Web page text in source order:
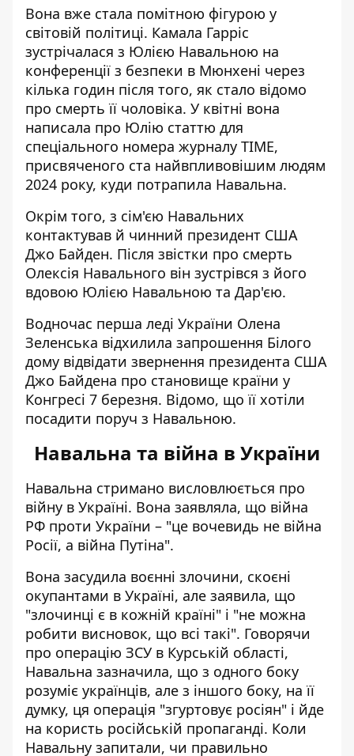
Вона вже стала помітною фігурою у
світовій політиці. Камала Гарріс
зустрічалася з Юлією Навальною на
конференції з безпеки в Мюнхені через
кілька годин після того, як стало відомо
про смерть її чоловіка. У квітні вона
написала про Юлію статтю для
спеціального номера журналу TIME,
присвяченого ста найвпливовішим людям
2024 року, куди потрапила Навальна.
Окрім того, з сім'єю Навальних
контактував й чинний президент США
Джо Байден. Після звістки про смерть
Олексія Навального він зустрівся з його
вдовою Юлією Навальною та Дар'єю.
Водночас перша леді України Олена
Зеленська відхилила запрошення Білого
дому відвідати звернення президента США
Джо Байдена про становище країни у
Конгресі 7 березня. Відомо, що її хотіли
посадити поруч з Навальною.
Навальна та війна в України
Навальна стримано висловлюється про
війну в Україні. Вона заявляла, що війна
РФ проти України – "це вочевидь не війна
Росії, а війна Путіна".
Вона засудила воєнні злочини, скоєні
окупантами в Україні, але заявила, що
"злочинці є в кожній країні" і "не можна
робити висновок, що всі такі". Говорячи
про операцію ЗСУ в Курській області,
Навальна зазначила, що з одного боку
розуміє українців, але з іншого боку, на її
думку, ця операція "згуртовує росіян" і йде
на користь російській пропаганді. Коли
Навальну запитали, чи правильно